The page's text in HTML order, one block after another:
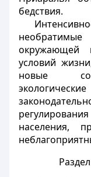
бедствия.
окружающей
условий
новые
населения,